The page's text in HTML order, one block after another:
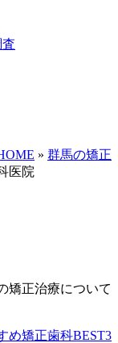
» 群馬の矯正
医院
矯正治療について
め矯正歯科BEST3